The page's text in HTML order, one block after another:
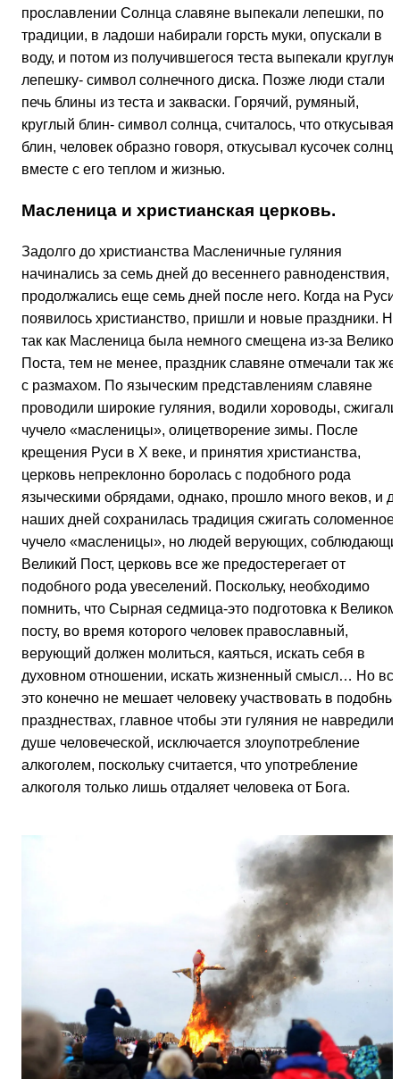
прославлении Солнца славяне выпекали лепешки, по
традиции, в ладоши набирали горсть муки, опускали в
воду, и потом из получившегося теста выпекали круглую
лепешку- символ солнечного диска. Позже люди стали
печь блины из теста и закваски. Горячий, румяный,
круглый блин- символ солнца, считалось, что откусывая
блин, человек образно говоря, откусывал кусочек
вместе с его теплом и жизнью.
Масленица и христианская церковь.
Задолго до христианства Масленичные гуляния
начинались за семь дней до весеннего равноденствия, и
продолжались еще семь дней после него. Когда на Руси
появилось христианство, пришли и новые праздники.
так как Масленица была немного смещена из-за
Поста, тем не менее, праздник славяне отмечали так же,
с размахом. По языческим представлениям славяне
проводили широкие гуляния, водили хороводы, сжигали
чучело «масленицы», олицетворение зимы. После
крещения Руси в Х веке, и принятия христианства,
церковь непреклонно боролась с подобного рода
языческими обрядами, однако, прошло много веков, и
наших дней сохранилась традиция сжигать соломенное
чучело «масленицы», но людей верующих,
Великий Пост, церковь все же предостерегает от
подобного рода увеселений. Поскольку, необходимо
помнить, что Сырная седмица-это подготовка к
посту, во время которого человек православный,
верующий должен молиться, каяться, искать себя в
духовном отношении, искать жизненный смысл… Но
это конечно не мешает человеку участвовать в
празднествах, главное чтобы эти гуляния не навредили
душе человеческой, исключается злоупотребление
алкоголем, поскольку считается, что употребление
алкоголя только лишь отдаляет человека от Бога.